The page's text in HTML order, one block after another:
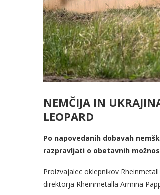
NEMČIJA IN
LEOPARD
Po napovedanih dobavah
razpravljati o obetavnih
Proizvajalec oklepnikov
direktorja Rheinmetalla Armina